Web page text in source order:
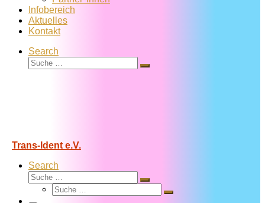
Infobereich
Aktuelles
Kontakt
Search
Suche
Suche
Trans-Ident e.V.
Search
Suche
Suche
Suche
Suche